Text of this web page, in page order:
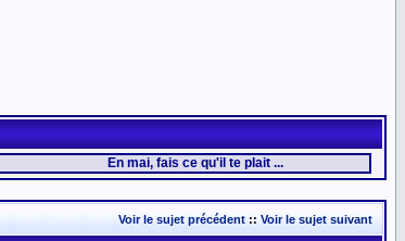
En mai, fais ce qu'il te plait ...
Voir le sujet précédent :: Voir le sujet suivant